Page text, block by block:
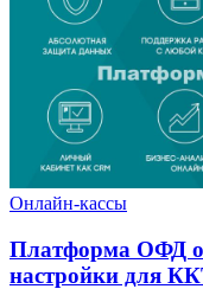
Онлайн-кассы
Платформа ОФД
настройки для